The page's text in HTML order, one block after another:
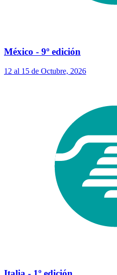
México - 9º edición
12 al 15 de Octubre, 2026